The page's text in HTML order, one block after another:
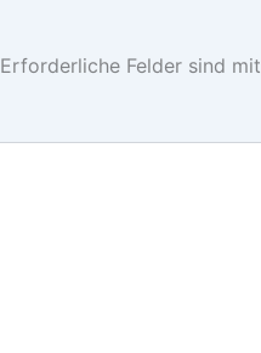
Erforderliche Felder sind mit